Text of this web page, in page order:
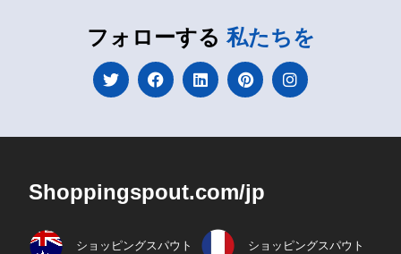
フォローする 私たちを
Shoppingspout.com/jp
ショッピングスパウト ショッピングスパウト